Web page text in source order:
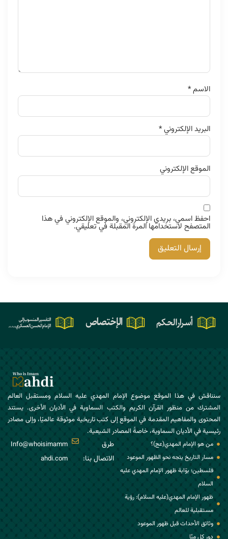
الاسم*
البريد الإلكتروني*
الموقع الإلكتروني
احفظ اسمي، بريدي الإلكتروني، والموقع الإلكتروني في هذا
المتصفح لاستخدامها المرة المقبلة في تعليقي.
سنناقش في هذا الموقع موضوع الإمام المهدي عليه السلام ومستقبل العالم
المشترك من منظور القرآن الكريم والكتب السماوية في الأديان الأخرى. يستند
المحتوى والمفاهيم المقدمة في الموقع إلى كتب تاريخية موثوقة عالميًا، وإلى مصادر
رئيسية في الأديان السماوية، خاصةً المصادر الشيعية.
من هو الإمام المهدي(عج)؟
مسار التاريخ يتجه نحو الظهور الموعود
فلسطين؛ بوّابة ظهور الإمام المهدي عليه
السلام
ظهور الإمام المهدي(عليه السلام): رؤية
مستقبلية للعالم
وثائق الأحداث قبل ظهور الموعود
دور كل منّا
طرق
الاتصال بنا:
Info@whoisimamm
ahdi.com